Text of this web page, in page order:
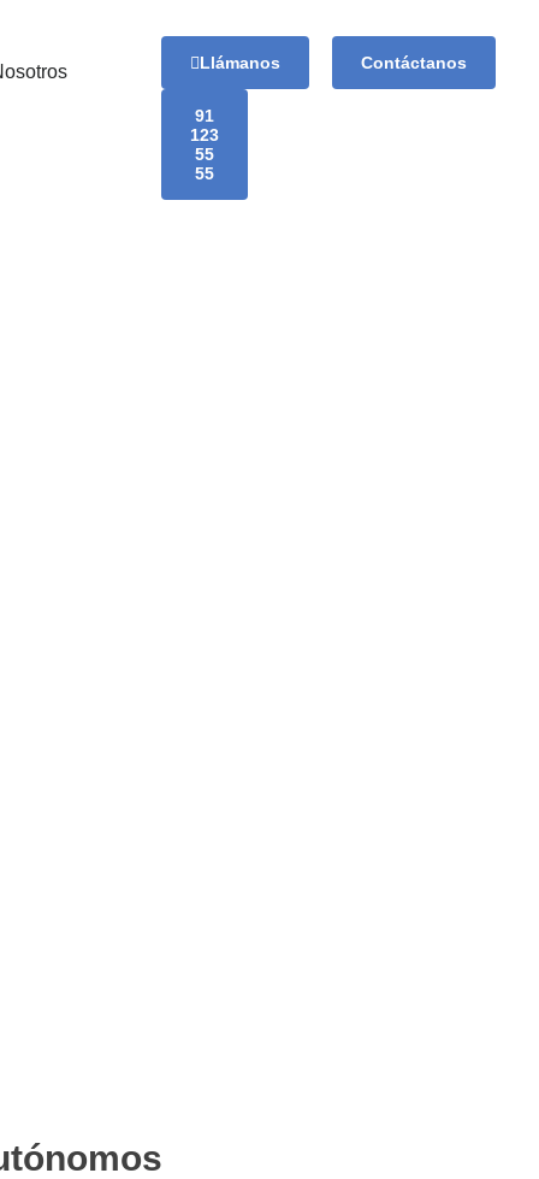
Llámanos
91
123
55
55
Contáctanos